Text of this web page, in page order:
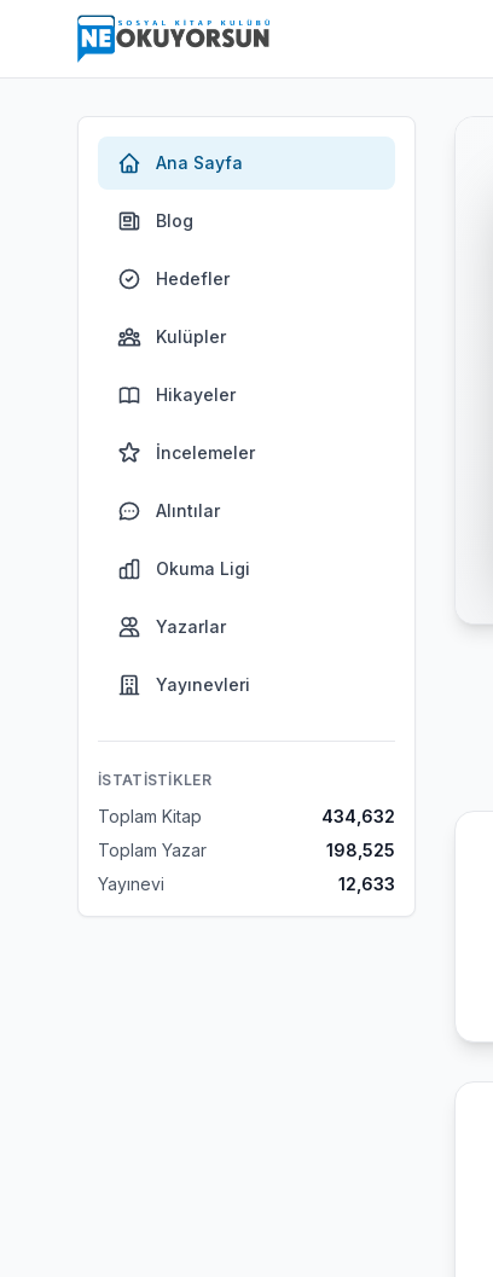
Ana Sayfa
Blog
Hedefler
Kulüpler
Hikayeler
İncelemeler
Alıntılar
Okuma Ligi
Yazarlar
Yayınevleri
İSTATISTIKLER
Toplam Kitap
434,632
Toplam Yazar
198,525
Yayınevi
12,633